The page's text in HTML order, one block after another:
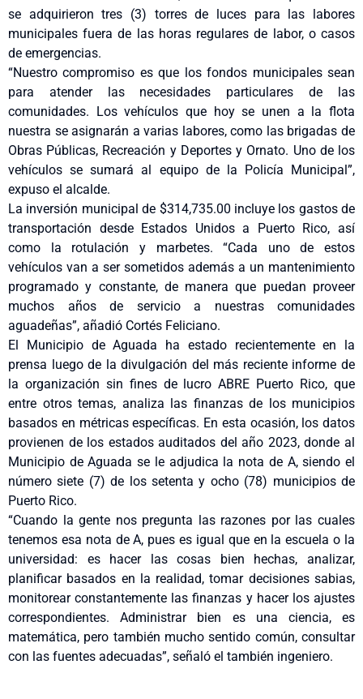
se adquirieron tres (3) torres de luces para las labores
municipales fuera de las horas regulares de labor, o casos
de emergencias.
“Nuestro compromiso es que los fondos municipales sean
para atender las necesidades particulares de las
comunidades. Los vehículos que hoy se unen a la flota
nuestra se asignarán a varias labores, como las brigadas de
Obras Públicas, Recreación y Deportes y Ornato. Uno de los
vehículos se sumará al equipo de la Policía Municipal”,
expuso el alcalde.
La inversión municipal de $314,735.00 incluye los gastos de
transportación desde Estados Unidos a Puerto Rico, así
como la rotulación y marbetes. “Cada uno de estos
vehículos van a ser sometidos además a un mantenimiento
programado y constante, de manera que puedan proveer
muchos años de servicio a nuestras comunidades
aguadeñas”, añadió Cortés Feliciano.
El Municipio de Aguada ha estado recientemente en la
prensa luego de la divulgación del más reciente informe de
la organización sin fines de lucro ABRE Puerto Rico, que
entre otros temas, analiza las finanzas de los municipios
basados en métricas específicas. En esta ocasión, los datos
provienen de los estados auditados del año 2023, donde al
Municipio de Aguada se le adjudica la nota de A, siendo el
número siete (7) de los setenta y ocho (78) municipios de
Puerto Rico.
“Cuando la gente nos pregunta las razones por las cuales
tenemos esa nota de A, pues es igual que en la escuela o la
universidad: es hacer las cosas bien hechas, analizar,
planificar basados en la realidad, tomar decisiones sabias,
monitorear constantemente las finanzas y hacer los ajustes
correspondientes. Administrar bien es una ciencia, es
matemática, pero también mucho sentido común, consultar
con las fuentes adecuadas”, señaló el también ingeniero.